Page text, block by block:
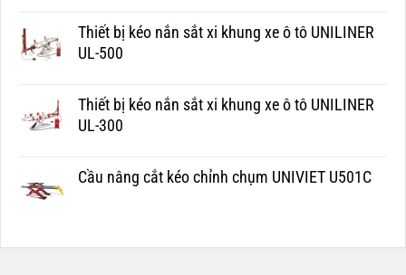
Thiết bị kéo nắn sắt xi khung xe ô tô UNILINER
UL-500
Thiết bị kéo nắn sắt xi khung xe ô tô UNILINER
UL-300
Cầu nâng cắt kéo chỉnh chụm UNIVIET U501C